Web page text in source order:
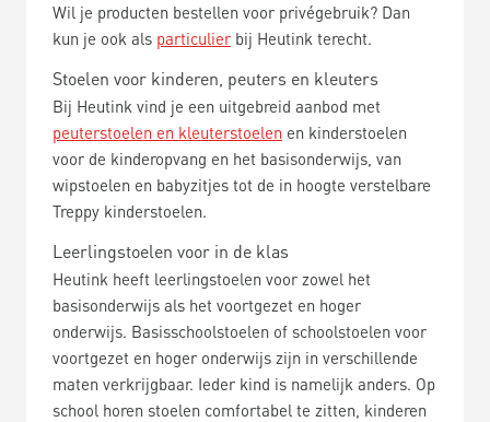
Wil je producten bestellen voor privégebruik? Dan
kun je ook als particulier bij Heutink terecht.
Stoelen voor kinderen, peuters en kleuters
Bij Heutink vind je een uitgebreid aanbod met
peuterstoelen en kleuterstoelen en kinderstoelen
voor de kinderopvang en het basisonderwijs, van
wipstoelen en babyzitjes tot de in hoogte verstelbare
Treppy kinderstoelen.
Leerlingstoelen voor in de klas
Heutink heeft leerlingstoelen voor zowel het
basisonderwijs als het voortgezet en hoger
onderwijs. Basisschoolstoelen of schoolstoelen voor
voortgezet en hoger onderwijs zijn in verschillende
maten verkrijgbaar. Ieder kind is namelijk anders. Op
school horen stoelen comfortabel te zitten, kinderen